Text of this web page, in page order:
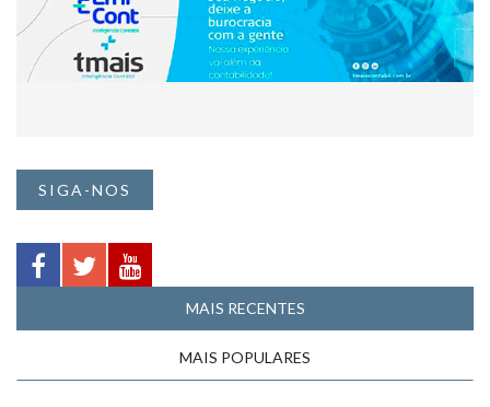
SIGA-NOS
MAIS RECENTES
MAIS POPULARES